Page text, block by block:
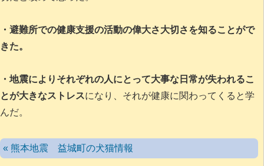
・避難所での健康支援の活動の偉大さ大切さを知ることがで
きた。
・地震によりそれぞれの人にとって大事な日常が失われるこ
とが大きなストレスになり、それが健康に関わってくると学
んだ。
« 熊本地震 益城町の犬猫情報